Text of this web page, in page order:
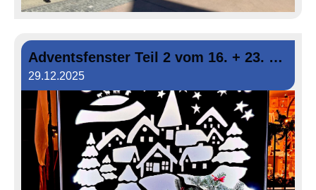
Adventsfenster Teil 2 vom 16. + 23. Dezember 2025
29.12.2025